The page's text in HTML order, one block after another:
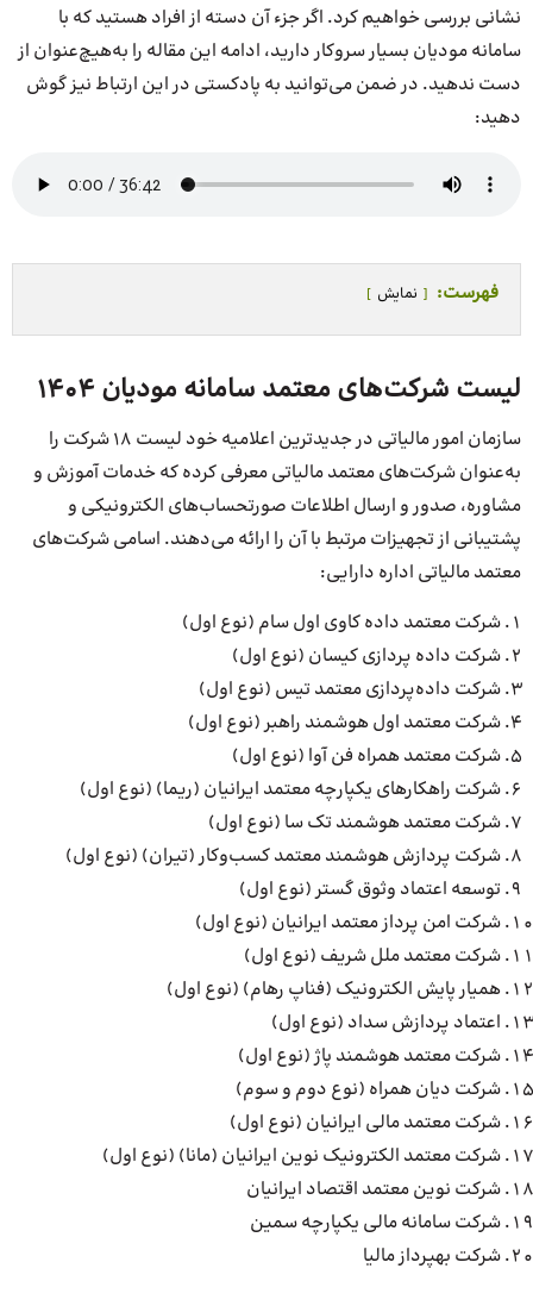
نشانی بررسی خواهیم کرد. اگر جزء آن دسته از افراد هستید که با
سامانه مودیان بسیار سروکار دارید، ادامه این مقاله را به‌هیچ‌عنوان از
دست ندهید. در ضمن می‌توانید به پادکستی در این ارتباط نیز گوش
دهید:
فهرست: نمایش
لیست شرکت‌های معتمد سامانه مودیان 1404
سازمان امور مالیاتی در جدیدترین اعلامیه خود لیست 18 شرکت را
به‌عنوان شرکت‌های معتمد مالیاتی معرفی کرده که خدمات آموزش و
مشاوره، صدور و ارسال اطلاعات صورتحساب‌های الکترونیکی و
پشتیبانی از تجهیزات مرتبط با آن را ارائه می‌دهند. اسامی شرکت‌های
معتمد مالیاتی اداره دارایی:
شرکت معتمد داده کاوی اول سام (نوع اول)
شرکت داده پردازی کیسان (نوع اول)
شرکت داده‌پردازی معتمد تیس (نوع اول)
شرکت معتمد اول هوشمند راهبر (نوع اول)
شرکت معتمد همراه فن آوا (نوع اول)
شرکت راهکارهای یکپارچه معتمد ایرانیان (ریما) (نوع اول)
شرکت معتمد هوشمند تک سا (نوع اول)
شرکت پردازش هوشمند معتمد کسب‌وکار (تیران) (نوع اول)
توسعه اعتماد وثوق گستر (نوع اول)
شرکت امن پرداز معتمد ایرانیان (نوع اول)
شرکت معتمد ملل شریف (نوع اول)
همیار پایش الکترونیک (فناپ رهام) (نوع اول)
اعتماد پردازش سداد (نوع اول)
شرکت معتمد هوشمند پاژ (نوع اول)
شرکت دیان همراه (نوع دوم و سوم)
شرکت معتمد مالی ایرانیان (نوع اول)
شرکت معتمد الکترونیک نوین ایرانیان (مانا) (نوع اول)
شرکت نوین معتمد اقتصاد ایرانیان
شرکت سامانه مالی یکپارچه سمین
شرکت بهپرداز مالیا